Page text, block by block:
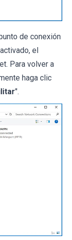
de conexión
el
Para volver a
haga clic
".